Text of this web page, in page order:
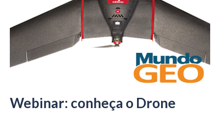
Webinar: conheça o Drone